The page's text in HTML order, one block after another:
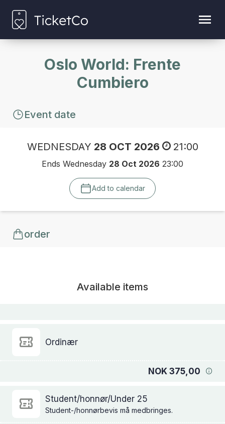
Oslo World: Frente
Cumbiero
Event date
WEDNESDAY 28 OCT 2026 21:00
Ends Wednesday 28 Oct 2026 23:00
Add to calendar
order
Available items
Ordinær
NOK 375,00
Student/honnør/Under 25
Student-/honnørbevis må medbringes.